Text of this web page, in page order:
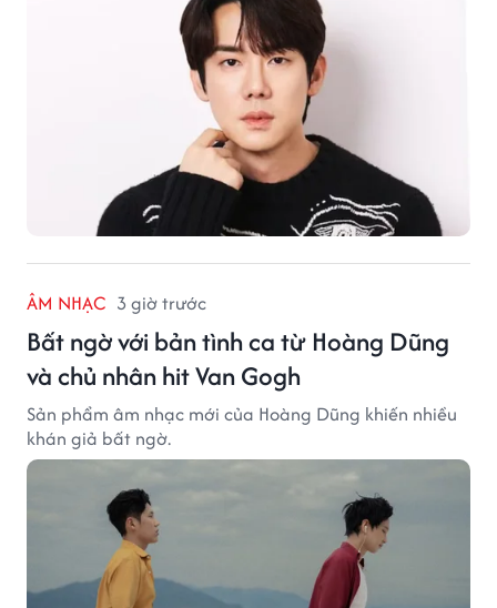
ÂM NHẠC 3 giờ trước
Bất ngờ với bản tình ca từ Hoàng Dũng
và chủ nhân hit Van Gogh
Sản phẩm âm nhạc mới của Hoàng Dũng khiến nhiều
khán giả bất ngờ.